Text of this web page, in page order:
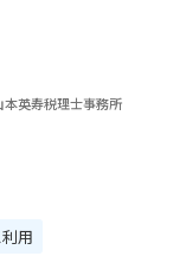
本英寿税理士事務所
用